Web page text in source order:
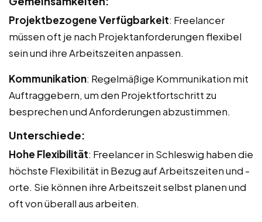
Projektbezogene Verfügbarkeit: Freelancer
müssen oft je nach Projektanforderungen flexibel
sein und ihre Arbeitszeiten anpassen.
Kommunikation: Regelmäßige Kommunikation mit
Auftraggebern, um den Projektfortschritt zu
besprechen und Anforderungen abzustimmen.
Unterschiede:
Hohe Flexibilität: Freelancer in Schleswig haben die
höchste Flexibilität in Bezug auf Arbeitszeiten und -
orte. Sie können ihre Arbeitszeit selbst planen und
oft von überall aus arbeiten.